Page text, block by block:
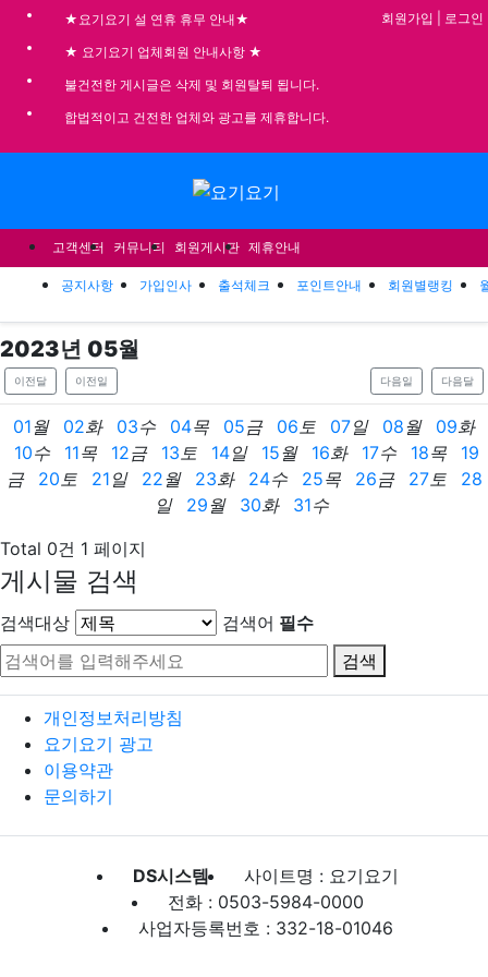
★요기요기 설 연휴 휴무 안내★
★ 요기요기 업체회원 안내사항 ★
불건전한 게시글은 삭제 및 회원탈퇴 됩니다.
합법적이고 건전한 업체와 광고를 제휴합니다.
회원가입 로그인
고객센터 커뮤니티 회원게시판 제휴안내
공지사항 가입인사 출석체크 포인트안내 회원별랭킹
2023년 05월
이전달 이전일 다음일 다음달
01월 02화 03수 04목 05금 06토 07일 08월 09화
10수 11목 12금 13토 14일 15월 16화 17수 18목
19
금
20토 21 일 22월 23화 24수 25목 26금 27토
28
일
29월 30화 31수
Total 0건 1 페이지
게시물 검색
검색대상 검색어 필수
검색
개인정보처리방침
요기요기 광고
이용약관
문의하기
DS시스템
사이트명 : 요기요기
전화 : 0503-5984-0000
사업자등록번호 : 332-18-01046